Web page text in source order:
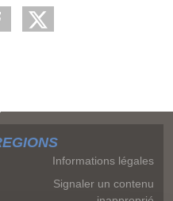
Informations légales
Signaler un contenu